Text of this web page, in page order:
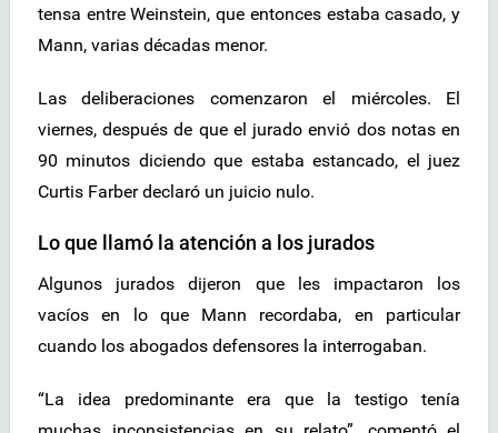
tensa entre Weinstein, que entonces estaba casado, y
Mann, varias décadas menor.
Las deliberaciones comenzaron el miércoles. El
viernes, después de que el jurado envió dos notas en
90 minutos diciendo que estaba estancado, el juez
Curtis Farber declaró un juicio nulo.
Lo que llamó la atención a los jurados
Algunos jurados dijeron que les impactaron los
vacíos en lo que Mann recordaba, en particular
cuando los abogados defensores la interrogaban.
“La idea predominante era que la testigo tenía